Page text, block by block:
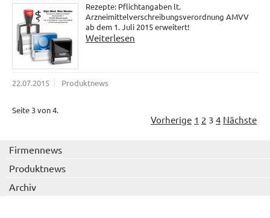
Rezepte: Pflichtangaben lt.
Arzneimittelverschreibungsverordnung AMVV
ab dem 1. Juli 2015 erweitert!
Weiterlesen
22.07.2015 Produktnews
Seite 3 von 4.
Vorherige 1 2 3 4 Nächste
Firmennews
Produktnews
Archiv